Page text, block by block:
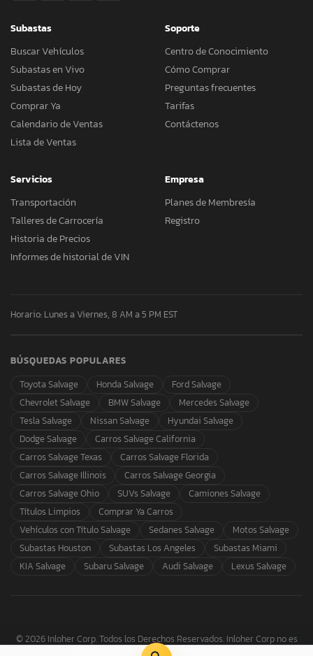
Subastas
Buscar Vehículos
Subastas en Vivo
Subastas de Hoy
Comprar Ya
Calendario de Ventas
Lista de Ventas
Soporte
Centro de Conocimiento
Cómo Comprar
Preguntas frecuentes
Tarifas
Contáctenos
Servicios
Transportación
Talleres de Carrocería
Historia de Precios
Informes de historial de VIN
Empresa
Planes de Membresía
Registro
Horario: Lunes a Viernes, 8 AM a 5 PM EST
BÚSQUEDAS POPULARES
Toyota Salvage
Honda Salvage
Ford Salvage
Chevrolet Salvage
BMW Salvage
Mercedes Salvage
Tesla Salvage
Nissan Salvage
Hyundai Salvage
Dodge Salvage
Carros Salvage California
Carros Salvage Texas
Carros Salvage Florida
Carros Salvage Illinois
Carros Salvage Georgia
Carros Salvage Ohio
SUVs Salvage
Camiones Salvage
Títulos Limpios
Comprar Ya Carros
Vehículos con Título Salvage
Sedanes Salvage
Motos Salvage
Subastas Houston
Subastas Los Angeles
Subastas Miami
KIA Salvage
Subaru Salvage Audi Salvage Lexus Salvage
© 2026 Inloher Corp. Todos los Derechos Reservados. Inloher Corp no es
propiedad ni está afiliada con Copart, Inc.